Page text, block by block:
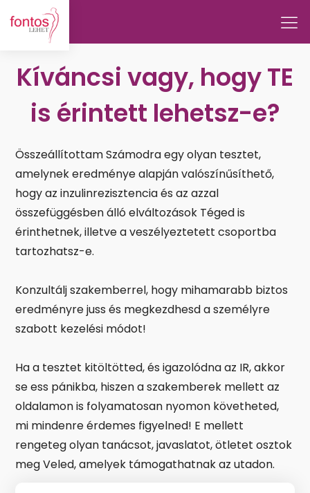
Kíváncsi vagy, hogy TE
is érintett lehetsz-e?
Összeállítottam Számodra egy olyan tesztet,
amelynek eredménye alapján valószínűsíthető,
hogy az inzulinrezisztencia és az azzal
összefüggésben álló elváltozások Téged is
érinthetnek, illetve a veszélyeztetett csoportba
tartozhatsz-e.
Konzultálj szakemberrel, hogy mihamarabb biztos
eredményre juss és megkezdhesd a személyre
szabott kezelési módot!
Ha a tesztet kitöltötted, és igazolódna az IR, akkor
se ess pánikba, hiszen a szakemberek mellett az
oldalamon is folyamatosan nyomon követheted,
mi mindenre érdemes figyelned! E mellett
rengeteg olyan tanácsot, javaslatot, ötletet osztok
meg Veled, amelyek támogathatnak az utadon.